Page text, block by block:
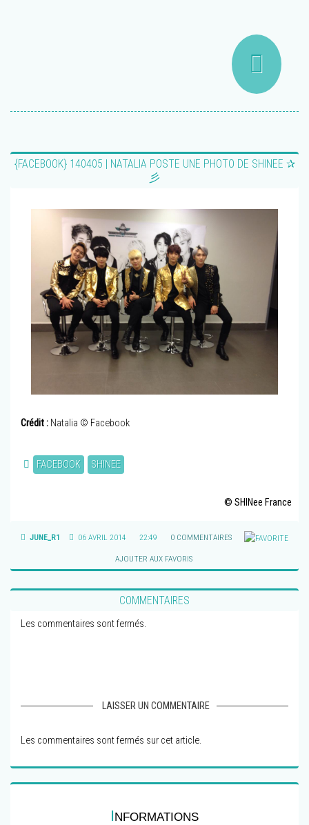
{FACEBOOK} 140405 | NATALIA POSTE UNE PHOTO DE SHINEE ✰
彡
Crédit : Natalia © Facebook
FACEBOOK SHINEE
© SHINee France
JUNE_R1 06 AVRIL 2014 22:49 0 COMMENTAIRES
AJOUTER AUX FAVORIS
COMMENTAIRES
Les commentaires sont fermés.
LAISSER UN COMMENTAIRE
Les commentaires sont fermés sur cet article.
INFORMATIONS